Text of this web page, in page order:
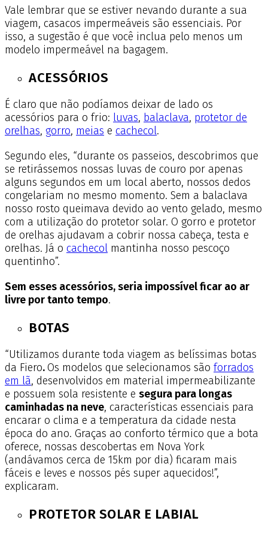
Vale lembrar que se estiver nevando durante a sua
viagem, casacos impermeáveis são essenciais. Por
isso, a sugestão é que você inclua pelo menos um
modelo impermeável na bagagem.
ACESSÓRIOS
É claro que não podíamos deixar de lado os
acessórios para o frio: luvas, balaclava, protetor de
orelhas, gorro, meias e cachecol.
Segundo eles, “durante os passeios, descobrimos que
se retirássemos nossas luvas de couro por apenas
alguns segundos em um local aberto, nossos dedos
congelariam no mesmo momento. Sem a balaclava
nosso rosto queimava devido ao vento gelado, mesmo
com a utilização do protetor solar. O gorro e protetor
de orelhas ajudavam a cobrir nossa cabeça, testa e
orelhas. Já o cachecol mantinha nosso pescoço
quentinho”.
Sem esses acessórios, seria impossível ficar ao ar
livre por tanto tempo.
BOTAS
“Utilizamos durante toda viagem as belíssimas botas
da Fiero.Os modelos que selecionamos são forrados
em lã, desenvolvidos em material impermeabilizante
e possuem sola resistente e segura para longas
caminhadas na neve, características essenciais para
encarar o clima e a temperatura da cidade nesta
época do ano. Graças ao conforto térmico que a bota
oferece, nossas descobertas em Nova York
(andávamos cerca de 15km por dia) ficaram mais
fáceis e leves e nossos pés super aquecidos!”,
explicaram.
PROTETOR SOLAR E LABIAL